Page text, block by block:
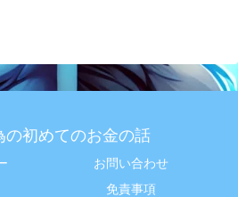
の初めてのお金の話
お問い合わせ
免責事項